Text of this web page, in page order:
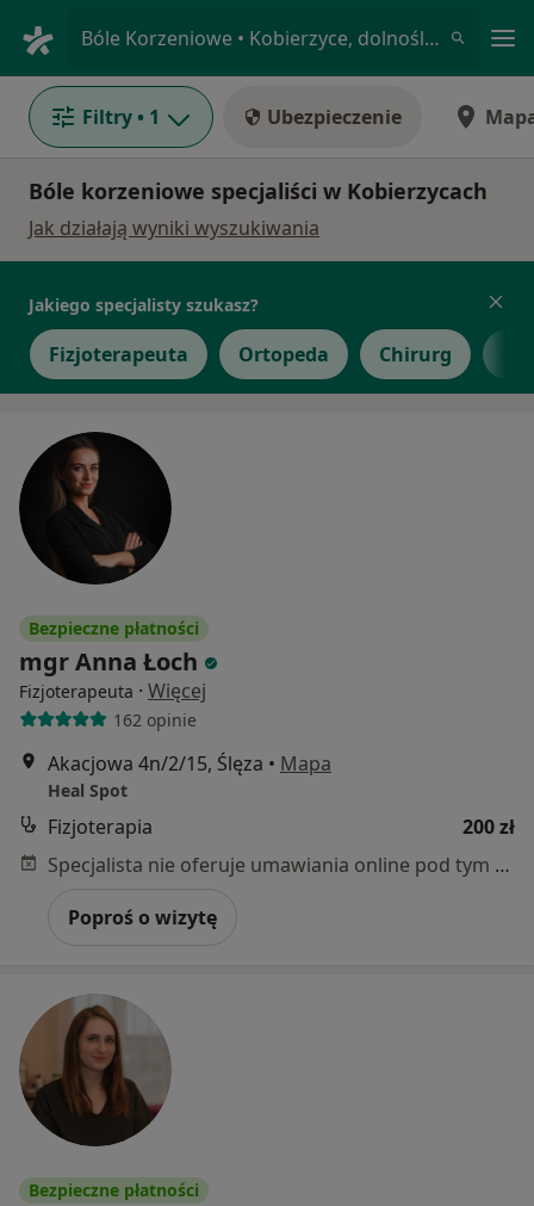
Bóle Korzeniowe • Kobierzyce, dolnośląskie
Filtry • 1 Ubezpieczenie
Bóle korzeniowe specjaliści w Kobierzycach
Jak działają wyniki wyszukiwania
Jakiego specjalisty szukasz?
Fizjoterapeuta Ortopeda Chirurg
Bezpieczne płatności
mgr Anna Łoch
Fizjoterapeuta · Więcej
162 opinie
Akacjowa 4n/2/15, Ślęza • Mapa
Heal Spot
Fizjoterapia
200 zł
Specjalista nie oferuje umawiania online pod tym adresem.
Poproś o wizytę
Bezpieczne płatności